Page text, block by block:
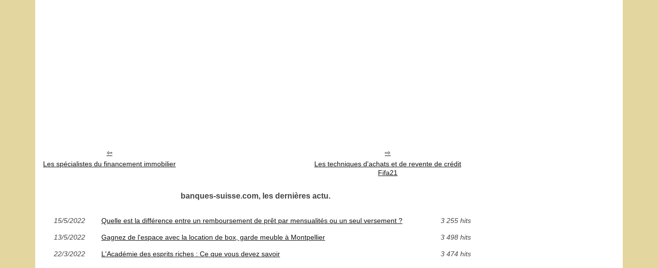
Les spécialistes du financement immobilier
Les techniques d'achats et de revente de crédit
Fifa21
banques-suisse.com, les dernières actu.
15/5/2022 Quelle est la différence entre un remboursement de prêt par mensualités ou un seul versement ? 3 255 hits
13/5/2022 Gagnez de l'espace avec la location de box, garde meuble à Montpellier 3 498 hits
22/3/2022 L'Académie des esprits riches : Ce que vous devez savoir 3 474 hits